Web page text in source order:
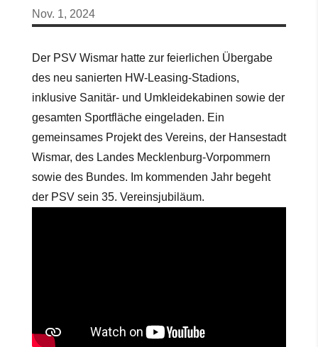
Nov. 1, 2024
Der PSV Wismar hatte zur feierlichen Übergabe
des neu sanierten HW-Leasing-Stadions,
inklusive Sanitär- und Umkleidekabinen sowie der
gesamten Sportfläche eingeladen. Ein
gemeinsames Projekt des Vereins, der Hansestadt
Wismar, des Landes Mecklenburg-Vorpommern
sowie des Bundes. Im kommenden Jahr begeht
der PSV sein 35. Vereinsjubiläum.